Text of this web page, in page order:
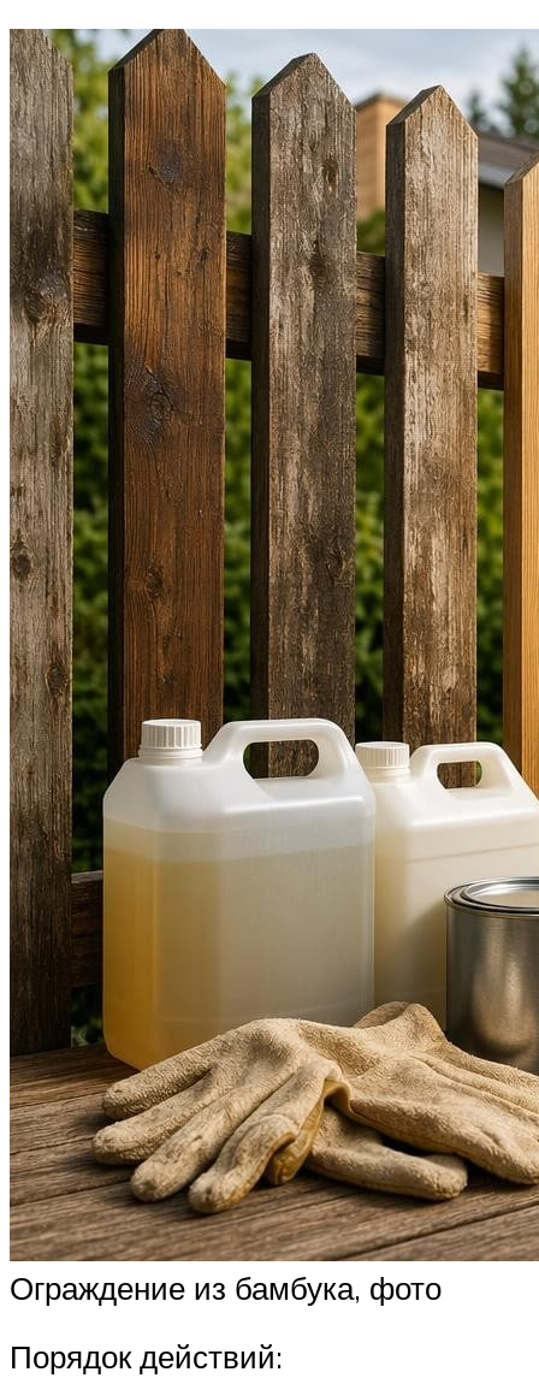
Ограждение из бамбука, фото
Порядок действий: